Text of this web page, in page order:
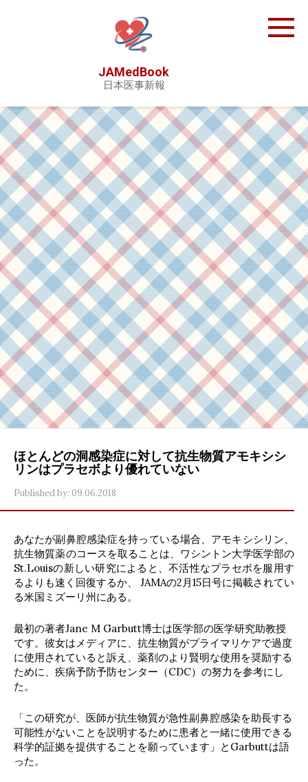
JAMedBook
日本医事新報
ほとんどの洞感染症に対して抗生物質アモキシシ
リンはプラセボより優れていない
Published by: 09.06.2018
あなたが副鼻腔感染症を持っている場合、アモキシシリン、
抗生物質薬のコースを取ることは、ワシントン大学医学部の
St.Louisの新しい研究によると、不活性なプラセボを服用す
るよりも速く回復するか、 JAMAの2月15日号に掲載されてい
る米国ミズーリ州にある。
最初の著者Jane M Garbutt博士は医学部の医学研究助教授
です。彼女はメディアに、抗生物質がプライマリケアで過度
に使用されていると訴え、薬剤のより賢明な使用を奨励する
ために、疾病予防予防センター（CDC）の努力を参考にし
た。
「この研究が、医師が抗生物質が急性副鼻腔感染を助長する
可能性がないことを説明するために患者と一緒に使用できる
科学的証拠を提供することを願っています」とGarbuttは語
った。